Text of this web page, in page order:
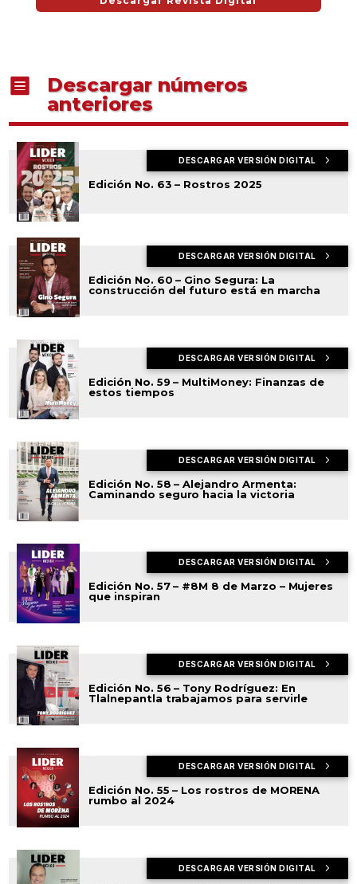

Descargar números
anteriores
DESCARGAR VERSIÓN DIGITAL
Edición No. 63 – Rostros 2025
DESCARGAR VERSIÓN DIGITAL
Edición No. 60 – Gino Segura: La
construcción del futuro está en marcha
DESCARGAR VERSIÓN DIGITAL
Edición No. 59 – MultiMoney: Finanzas de
estos tiempos
DESCARGAR VERSIÓN DIGITAL
Edición No. 58 – Alejandro Armenta:
Caminando seguro hacia la victoria
DESCARGAR VERSIÓN DIGITAL
Edición No. 57 – #8M 8 de Marzo – Mujeres
que inspiran
DESCARGAR VERSIÓN DIGITAL
Edición No. 56 – Tony Rodríguez: En
Tlalnepantla trabajamos para servirle
DESCARGAR VERSIÓN DIGITAL
Edición No. 55 – Los rostros de MORENA
rumbo al 2024
DESCARGAR VERSIÓN DIGITAL